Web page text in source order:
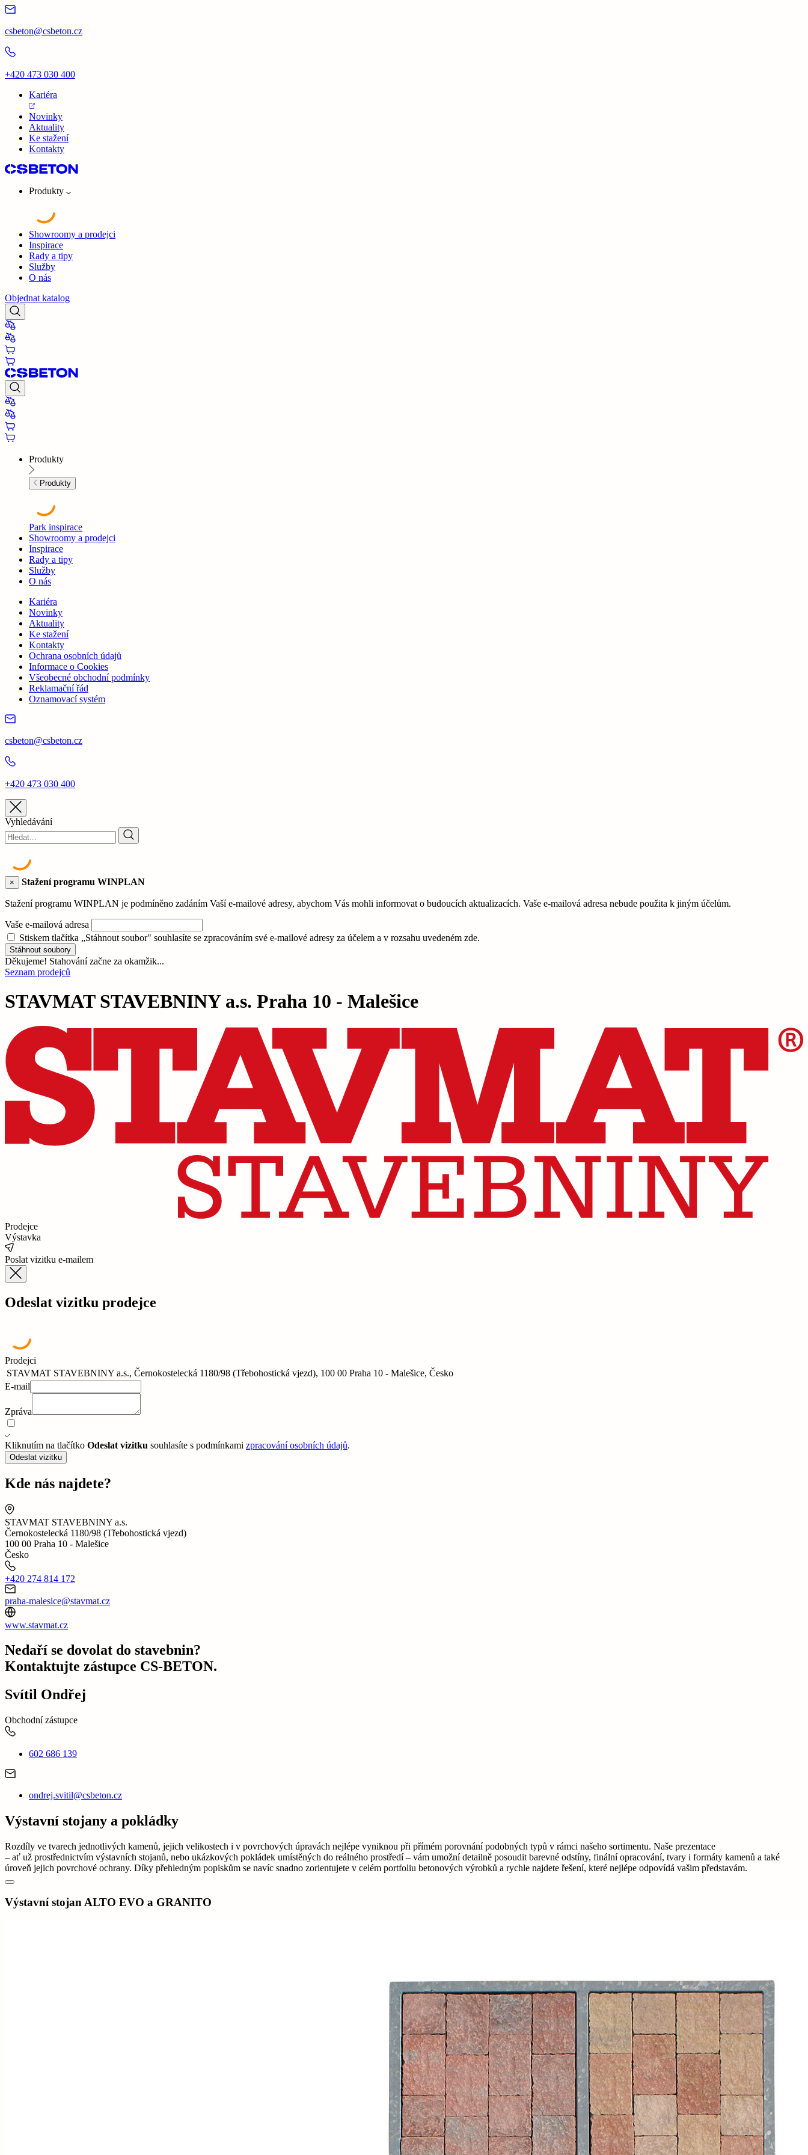
csbeton@csbeton.cz
+420 473 030 400
Kariéra
Novinky
Aktuality
Ke stažení
Kontakty
Produkty
Showroomy a prodejci
Inspirace
Rady a tipy
Služby
O nás
Objednat katalog
Produkty
Produkty
Park inspirace
Showroomy a prodejci
Inspirace
Rady a tipy
Služby
O nás
Kariéra
Novinky
Aktuality
Ke stažení
Kontakty
Ochrana osobních údajů
Informace o Cookies
Všeobecné obchodní podmínky
Reklamační řád
Oznamovací systém
csbeton@csbeton.cz
+420 473 030 400
Vyhledávání
× Stažení programu WINPLAN
Stažení programu WINPLAN je podmíněno zadáním Vaší e-mailové adresy, abychom Vás mohli informovat o budoucích aktualizacích. Vaše e-mailová adresa nebude použita k jiným účelům.
Vaše e-mailová adresa
Stiskem tlačítka „Stáhnout soubor" souhlasíte se zpracováním své e-mailové adresy za účelem a v rozsahu uvedeném zde.
Stáhnout soubory
Děkujeme! Stahování začne za okamžik...
Seznam prodejců
STAVMAT STAVEBNINY a.s. Praha 10 - Malešice
Prodejce
Výstavka
Poslat vizitku e-mailem
Odeslat vizitku prodejce
Prodejci
STAVMAT STAVEBNINY a.s., Černokostelecká 1180/98 (Třebohostická vjezd), 100 00 Praha 10 - Malešice, Česko
E-mail
Zpráva
Kliknutím na tlačítko Odeslat vizitku souhlasíte s podmínkami zpracování osobních údajů.
Odeslat vizitku
Kde nás najdete?
STAVMAT STAVEBNINY a.s.
Černokostelecká 1180/98 (Třebohostická vjezd)
100 00 Praha 10 - Malešice
Česko
+420 274 814 172
praha-malesice@stavmat.cz
www.stavmat.cz
Nedaří se dovolat do stavebnin?
Kontaktujte zástupce CS-BETON.
Svítil Ondřej
Obchodní zástupce
602 686 139
ondrej.svitil@csbeton.cz
Výstavní stojany a pokládky
Rozdíly ve tvarech jednotlivých kamenů, jejich velikostech i v povrchových úpravách nejlépe vyniknou při přímém porovnání podobných typů v rámci našeho sortimentu. Naše prezentace
– ať už prostřednictvím výstavních stojanů, nebo ukázkových pokládek umístěných do reálného prostředí – vám umožní detailně posoudit barevné odstíny, finální opracování, tvary i formáty kamenů a také
úroveň jejich povrchové ochrany. Díky přehledným popiskům se navíc snadno zorientujete v celém portfoliu betonových výrobků a rychle najdete řešení, které nejlépe odpovídá vašim představám.
Výstavní stojan ALTO EVO a GRANITO